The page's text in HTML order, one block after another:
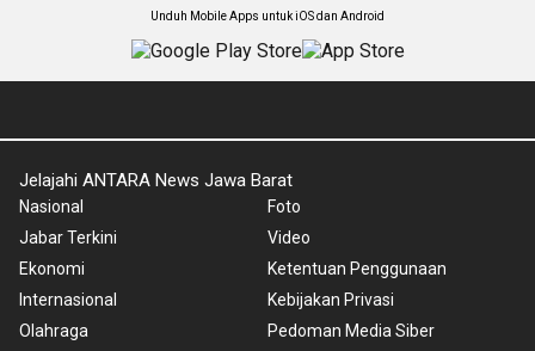
Unduh Mobile Apps untuk iOS dan Android
Jelajahi ANTARA News Jawa Barat
Nasional
Jabar Terkini
Ekonomi
Internasional
Olahraga
Foto
Video
Ketentuan Penggunaan
Kebijakan Privasi
Pedoman Media Siber